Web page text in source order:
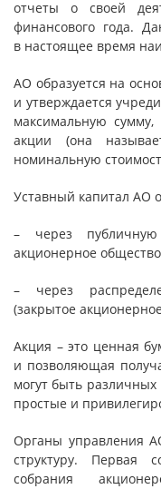
отчеты о своей
финансового года.
в настоящее время
АО образуется на
и утверждается
максимальную
акции (она
номинальную
Уставный капитал АО
– через
акционерное
– через
(закрытое
Акция – это ценная
и позволяющая
могут быть
простые и
Органы управления
структуру. Первая
собрания